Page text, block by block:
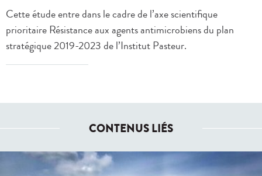
Cette étude entre dans le cadre de l’axe scientifique
prioritaire Résistance aux agents antimicrobiens du plan
stratégique 2019-2023 de l’Institut Pasteur.
CONTENUS LIÉS